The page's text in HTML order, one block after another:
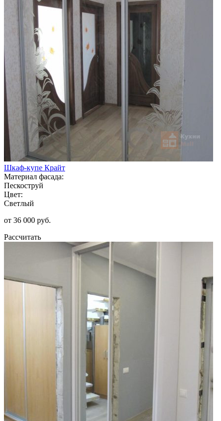
Шкаф-купе Крайт
Материал фасада:
Пескоструй
Цвет:
Светлый
от 36 000 руб.
Рассчитать